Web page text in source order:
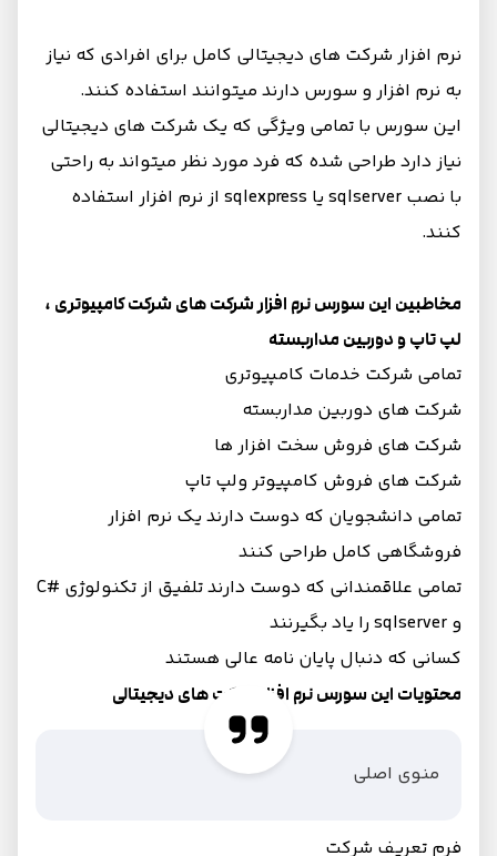
نرم افزار شرکت های دیجیتالی کامل برای افرادی که نیاز
به نرم افزار و سورس دارند میتوانند استفاده کنند.
این سورس با تمامی ویژگی که یک شرکت های دیجیتالی
نیاز دارد طراحی شده که فرد مورد نظر میتواند به راحتی
با نصب sqlserver یا sqlexpress از نرم افزار استفاده
کنند.
مخاطبین این سورس نرم افزار شرکت های شرکت کامپیوتری ،
لپ تاپ و دوربین مداربسته
تمامی شرکت خدمات کامپیوتری
شرکت های دوربین مداربسته
شرکت های فروش سخت افزار ها
شرکت های فروش کامپیوتر ولپ تاپ
تمامی دانشجویان که دوست دارند یک نرم افزار
فروشگاهی کامل طراحی کنند
تمامی علاقمندانی که دوست دارند تلفیق از تکنولوژی #C
و sqlserver را یاد بگیرنند
کسانی که دنبال پایان نامه عالی هستند
محتویات این سورس نرم افزار شرکت های دیجیتالی
منوی اصلی
فرم تعریف شرکت